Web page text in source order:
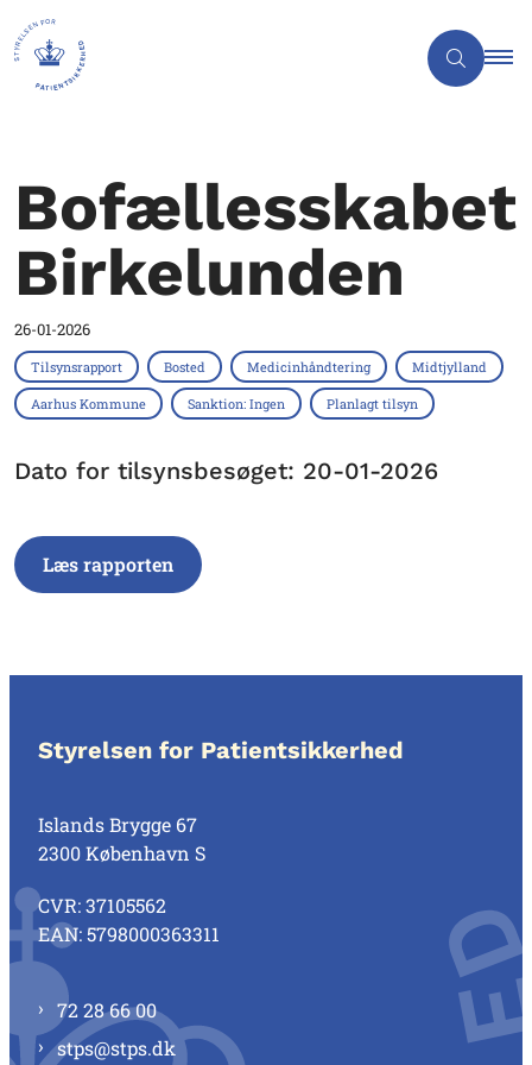
Bofællesskabet
Birkelunden
26-01-2026
Tilsynsrapport Bosted Medicinhåndtering Midtjylland
Aarhus Kommune Sanktion: Ingen Planlagt tilsyn
Dato for tilsynsbesøget: 20-01-2026
Læs rapporten
Styrelsen for Patientsikkerhed
Islands Brygge 67
2300 København S
CVR: 37105562
EAN: 5798000363311
72 28 66 00
stps@stps.dk